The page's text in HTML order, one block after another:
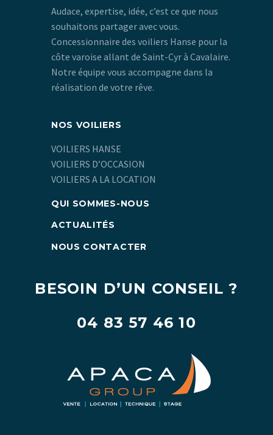
Audace, expertise, idée, c’est ce que nous
souhaitons partager avec vous.
Concessionnaire des voiliers Hanse pour la
côte varoise allant de Saint-Cyr à Cavalaire.
Notre équipe vous accompagne dans la
réalisation de votre rêve.
NOS VOILIERS
VOILIERS HANSE
VOILIERS D’OCCASION
VOILIERS A LA LOCATION
QUI SOMMES-NOUS
ACTUALITÉS
NOUS CONTACTER
BESOIN D’UN CONSEIL ?
04 83 57 46 10